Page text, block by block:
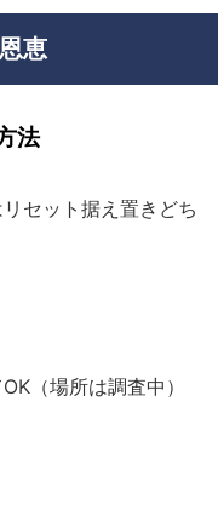
恵
法
セット据え置きどち
（場所は調査中）